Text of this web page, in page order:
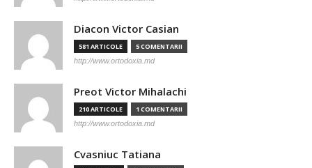
Diacon Victor Casian
581 ARTICOLE 5 COMENTARII
http://www.ortodoxia.md
Preot Victor Mihalachi
210 ARTICOLE 1 COMENTARII
http://www.ortodoxia.md
Cvasniuc Tatiana